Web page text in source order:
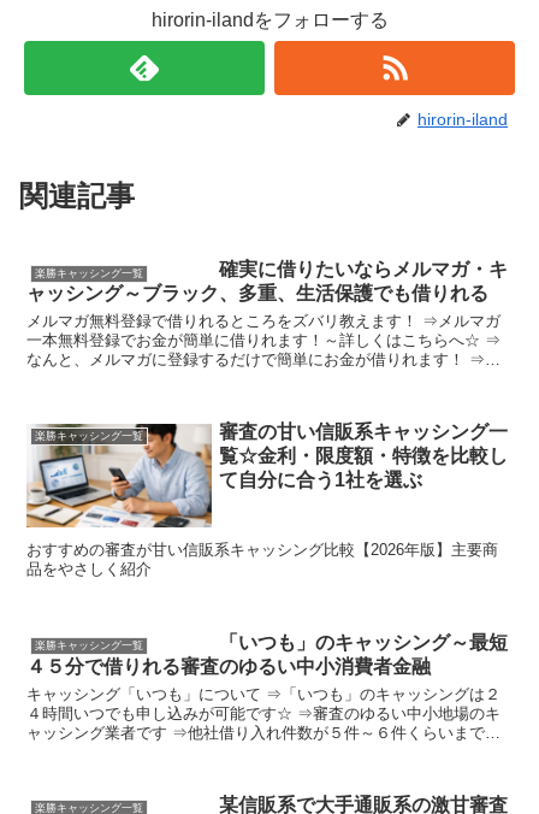
hirorin-ilandをフォローする
hirorin-iland
関連記事
楽勝キャッシング一覧
確実に借りたいならメルマガ・キ
ャッシング～ブラック、多重、生活保護でも借りれる
メルマガ無料登録で借りれるところをズバリ教えます！ ⇒メルマガ
一本無料登録でお金が簡単に借りれます！～詳しくはこちらへ☆ ⇒
なんと、メルマガに登録するだけで簡単にお金が借りれます！ ⇒審
楽勝キャッシング一覧
審査の甘い信販系キャッシング一
覧☆金利・限度額・特徴を比較し
て自分に合う1社を選ぶ
おすすめの審査が甘い信販系キャッシング比較【2026年版】主要商
品をやさしく紹介
楽勝キャッシング一覧
「いつも」のキャッシング～最短
４５分で借りれる審査のゆるい中小消費者金融
キャッシング「いつも」について ⇒「いつも」のキャッシングは２
４時間いつでも申し込みが可能です☆ ⇒審査のゆるい中小地場のキ
ャッシング業者です ⇒他社借り入れ件数が５件～６件くらいまでＯ
楽勝キャッシング一覧
某信販系で大手通販系の激甘審査